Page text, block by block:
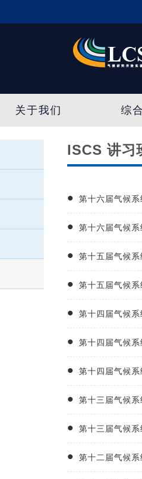
关于我们 综
ISCS 讲习
第十六届气候
第十六届气候
第十五届气候
第十五届气候
第十四届气候
第十四届气候
第十四届气候
第十三届气候
第十三届气候
第十二届气候